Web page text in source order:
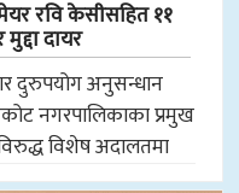
रवि केसीसहित ११
दायर
दुरुपयोग अनुसन्धान
नगरपालिकाका प्रमुख
विशेष अदालतमा